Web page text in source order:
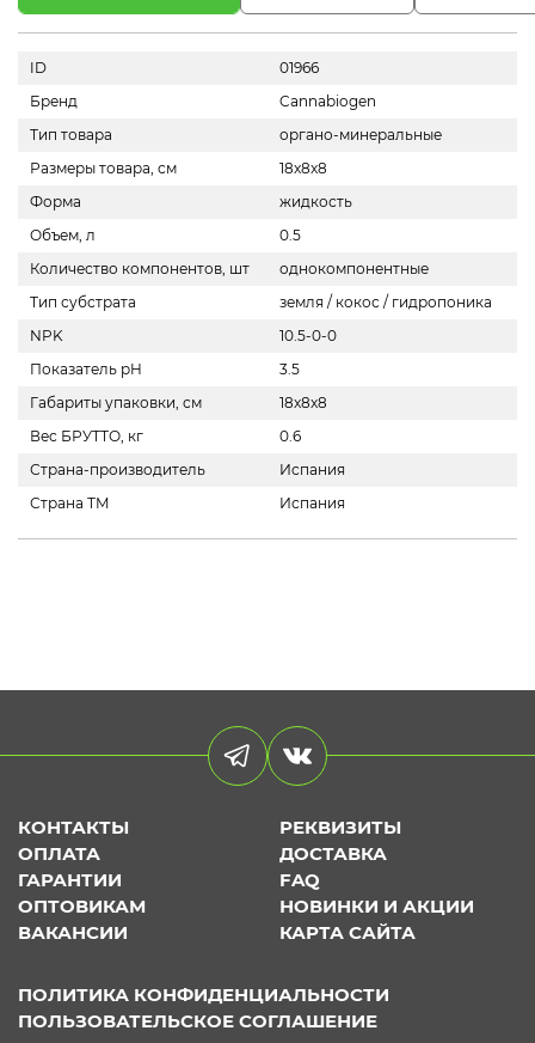
ID
01966
Бренд
Cannabiogen
Тип товара
органо-минеральные
Размеры товара, см
18x8x8
Форма
жидкость
Объем, л
0.5
Количество компонентов, шт
однокомпонентные
Тип субстрата
земля / кокос / гидропоника
NPK
10.5-0-0
Показатель pH
3.5
Габариты упаковки, см
18x8x8
Вес БРУТТО, кг
0.6
Страна-производитель
Испания
Страна ТМ
Испания
КОНТАКТЫ
РЕКВИЗИТЫ
ОПЛАТА
ДОСТАВКА
ГАРАНТИИ
FAQ
ОПТОВИКАМ
НОВИНКИ И АКЦИИ
ВАКАНСИИ
КАРТА САЙТА
ПОЛИТИКА КОНФИДЕНЦИАЛЬНОСТИ
ПОЛЬЗОВАТЕЛЬСКОЕ СОГЛАШЕНИЕ